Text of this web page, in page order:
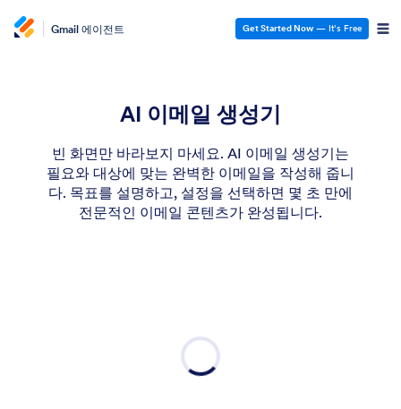
Gmail 에이전트 Get Started Now — It’s Free
AI 이메일 생성기
빈 화면만 바라보지 마세요. AI 이메일 생성기는
필요와 대상에 맞는 완벽한 이메일을 작성해 줍니
다. 목표를 설명하고, 설정을 선택하면 몇 초 만에
전문적인 이메일 콘텐츠가 완성됩니다.